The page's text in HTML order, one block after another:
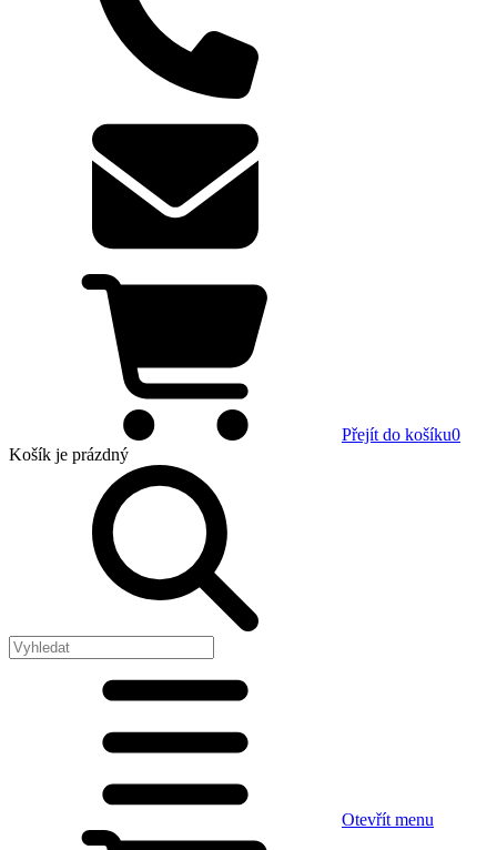
Přejít do košíku0
Košík je prázdný
Otevřít menu